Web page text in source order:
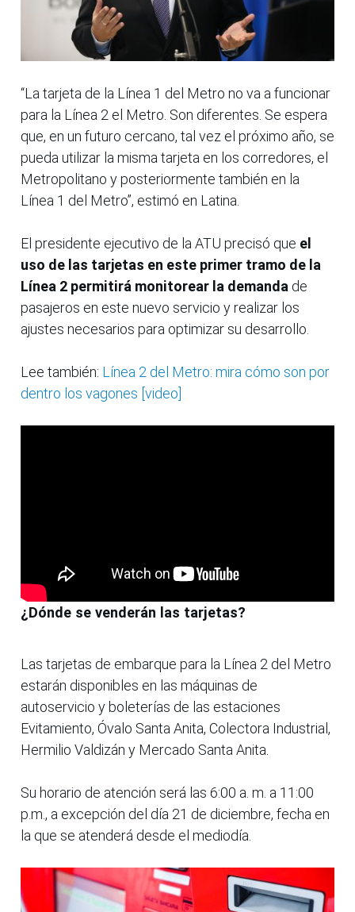
“La tarjeta de la Línea 1 del Metro no va a funcionar
para la Línea 2 el Metro. Son diferentes. Se espera
que, en un futuro cercano, tal vez el próximo año, se
pueda utilizar la misma tarjeta en los corredores, el
Metropolitano y posteriormente también en la
Línea 1 del Metro”, estimó en Latina.
El presidente ejecutivo de la ATU precisó que el
uso de las tarjetas en este primer tramo de la
Línea 2 permitirá monitorear la demanda de
pasajeros en este nuevo servicio y realizar los
ajustes necesarios para optimizar su desarrollo.
Lee también: Línea 2 del Metro: mira cómo son por
dentro los vagones [video]
¿Dónde se venderán las tarjetas?
Las tarjetas de embarque para la Línea 2 del Metro
estarán disponibles en las máquinas de
autoservicio y boleterías de las estaciones
Evitamiento, Óvalo Santa Anita, Colectora Industrial,
Hermilio Valdizán y Mercado Santa Anita.
Su horario de atención será las 6:00 a. m. a 11:00
p.m., a excepción del día 21 de diciembre, fecha en
la que se atenderá desde el mediodía.